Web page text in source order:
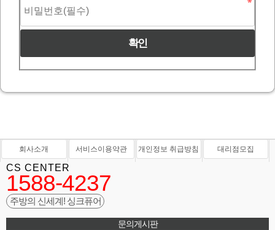
회사소개 서비스이용약관 개인정보 취급방침 대리점모집
CS CENTER
1588-4237
주방의 신세계! 싱크퓨어
문의게시판